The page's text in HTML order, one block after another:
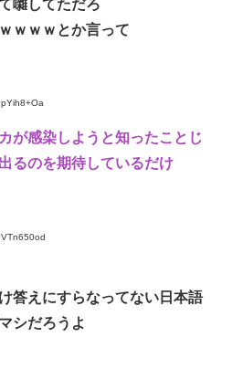
囃してただろ
ｗｗｗとか言って
が感染しようと知ったことじ
るのを期待しているだけ
答えにすらなってない日本語
シだろうよ